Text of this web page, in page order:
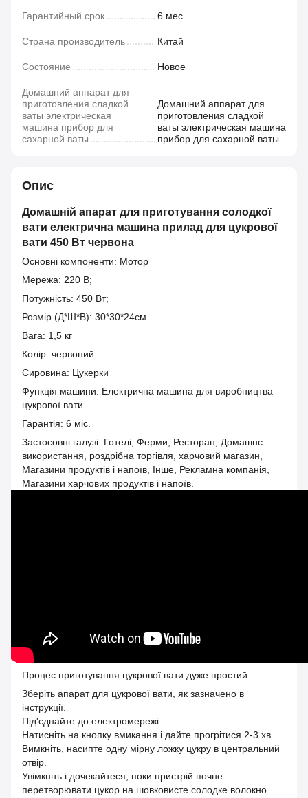
Гарантийный срок 6 мес
Страна производитель Китай
Состояние Новое
Домашний аппарат для
приготовления сладкой
ваты электрическая
машина прибор для
сахарной ваты
Домашний аппарат для
приготовления сладкой
ваты электрическая машина
прибор для сахарной ваты
Опис
Домашній апарат для приготування солодкої
вати електрична машина прилад для цукрової
вати 450 Вт червона
Основні компоненти: Мотор
Мережа: 220 В;
Потужність: 450 Вт;
Розмір (Д*Ш*В): 30*30*24см
Вага: 1,5 кг
Колір: червоний
Сировина: Цукерки
Функція машини: Електрична машина для виробництва
цукрової вати
Гарантія: 6 міс.
Застосовні галузі: Готелі, Ферми, Ресторан, Домашнє
використання, роздрібна торгівля, харчовий магазин,
Магазини продуктів і напоїв, Інше, Рекламна компанія,
Магазини харчових продуктів і напоїв.
Процес приготування цукрової вати дуже простий:
Зберіть апарат для цукрової вати, як зазначено в
інструкції.
Під'єднайте до електромережі.
Натисніть на кнопку вмикання і дайте прогрітися 2-3 хв.
Вимкніть, насипте одну мірну ложку цукру в центральний
отвір.
Увімкніть і дочекайтеся, поки пристрій почне
перетворювати цукор на шовковисте солодке волокно.